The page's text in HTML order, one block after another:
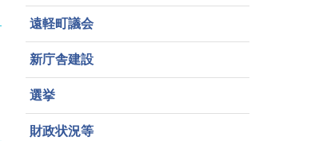
遠軽町議会
新庁舎建設
選挙
財政状況等